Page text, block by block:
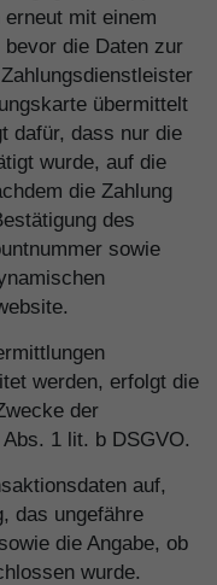
mit einem
die Daten zur
übermittelt
dafür, dass nur die
wurde, auf die
die Zahlung
des
sowie
werden, erfolgt die
der
1 lit. b DSGVO.
auf,
das ungefähre
die Angabe, ob
wurde.